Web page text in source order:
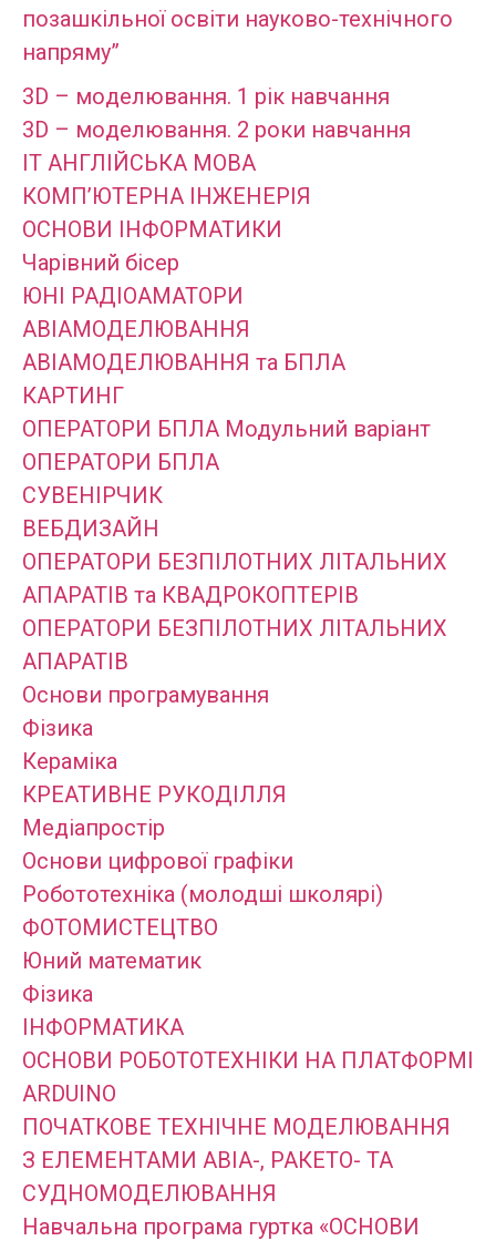
позашкільної освіти науково-технічного
напряму”
3D – мoдeлювaння. 1 рік навчання
3D – мoдeлювaння. 2 роки нaвчaння
IT АНГЛІЙСЬКА МОВА
КОМП’ЮТЕРНА ІНЖЕНЕРІЯ
ОСНОВИ ІНФОРМАТИКИ
Чарівний бісер
ЮНІ РАДІОАМАТОРИ
АВІАМОДЕЛЮВАННЯ
АВІАМОДЕЛЮВАННЯ та БПЛА
КАРТИНГ
ОПЕРАТОРИ БПЛА Модульний варіант
ОПЕРАТОРИ БПЛА
СУВЕНІРЧИК
ВЕБДИЗАЙН
ОПЕРАТОРИ БЕЗПІЛОТНИХ ЛІТАЛЬНИХ
АПАРАТІВ та КВАДРОКОПТЕРІВ
ОПЕРАТОРИ БЕЗПІЛОТНИХ ЛІТАЛЬНИХ
АПАРАТІВ
Основи програмування
Фізика
Кераміка
КРЕАТИВНЕ РУКОДІЛЛЯ
Медіапростір
Основи цифрової графіки
Робототехніка (молодші школярі)
ФОТОМИСТЕЦТВО
Юний математик
Фізика
ІНФОРМАТИКА
ОСНОВИ РОБОТОТЕХНІКИ НА ПЛАТФОРМІ
ARDUINO
ПОЧАТКОВЕ ТЕХНІЧНЕ МОДЕЛЮВАННЯ
З ЕЛЕМЕНТАМИ АВІА-, РАКЕТО- ТА
СУДНОМОДЕЛЮВАННЯ
Навчальна програма гуртка «ОСНОВИ